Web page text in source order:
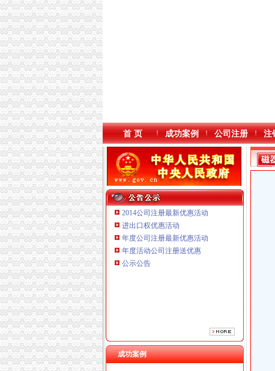
首 页 成功案例 公司注册 注
2014公司注册最新优惠活动
进出口权优惠活动
年度公司注册最新优惠活动
年度活动公司注册送优惠
公示公告
成功案例
重庆全景信息技术有限公司 渝江 （工商注册）
重庆泰盛贷款咨询有限公司 渝高 （工商注册）
重庆汇泰贷款咨询有限公司科园路分公司 渝高
磁器口注册分公司
磁